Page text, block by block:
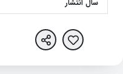
سال انتشار